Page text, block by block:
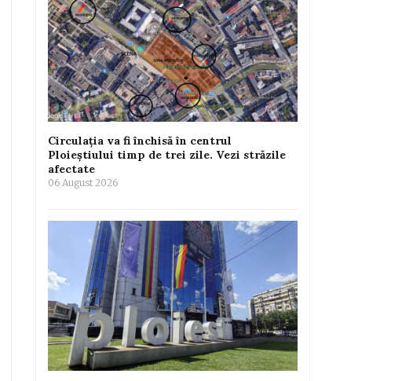
Circulația va fi închisă în centrul
Ploieștiului timp de trei zile. Vezi străzile
afectate
06 August 2026